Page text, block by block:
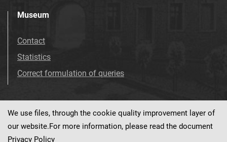
Museum
Contact
Statistics
Correct formulation of queries
Facebook
We use files, through the cookie quality improvement layer of
our website.For more information, please read the document
Privacy Policy